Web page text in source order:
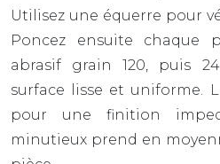
Utilisez une équerre pour
Poncez ensuite chaque
abrasif grain 120, puis
surface lisse et uniforme.
pour une finition
minutieux prend en